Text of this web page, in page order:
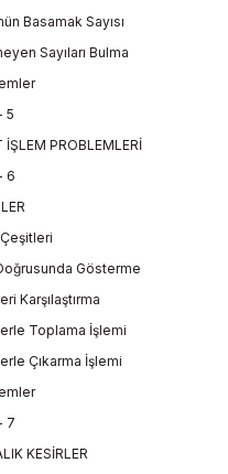
Basamak Sayısı
Sayıları Bulma
5
İŞLEM PROBLEMLERİ
6
Gösterme
Karşılaştırma
Toplama İşlemi
Çıkarma İşlemi
7
KESİRLER